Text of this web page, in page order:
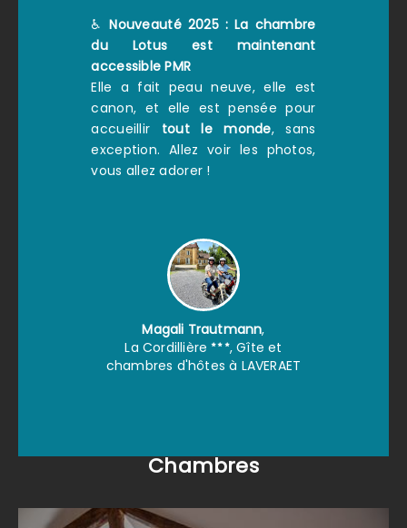
♿Nouveauté 2025 : La chambre
du Lotus est maintenant
accessible PMR
Elle a fait peau neuve, elle est
canon, et elle est pensée pour
accueillir tout le monde, sans
exception. Allez voir les photos,
vous allez adorer !
Magali Trautmann,
La Cordillière
, Gîte et
chambres d'hôtes à LAVERAET
Chambres